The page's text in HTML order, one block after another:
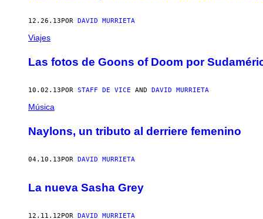
12.26.13 POR DAVID MURRIETA
Viajes
Las fotos de Goons of Doom por
10.02.13 POR STAFF DE VICE AND DAVID MURRIETA
Música
Naylons, un tributo al derriere femenino
04.10.13 POR DAVID MURRIETA
La nueva Sasha Grey
12.11.12 POR DAVID MURRIETA